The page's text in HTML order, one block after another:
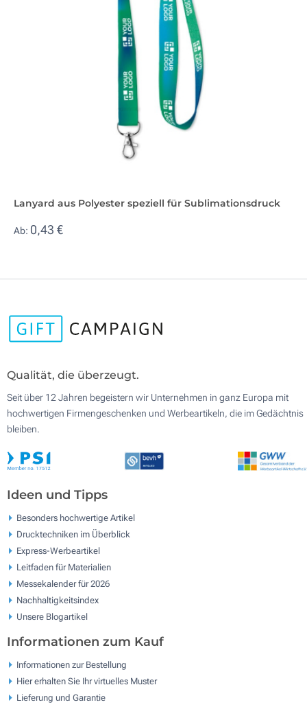
Lanyard aus Polyester speziell für Sublimationsdruck
Ab: 0,43 €
Qualität, die überzeugt.
Seit über 12 Jahren begeistern wir Unternehmen in ganz Europa mit
hochwertigen Firmengeschenken und Werbeartikeln, die im Gedächtnis
bleiben.
Ideen und Tipps
Besonders hochwertige Artikel
Drucktechniken im Überblick
Express-Werbeartikel
Leitfaden für Materialien
Messekalender für 2026
Nachhaltigkeitsindex
Unsere Blogartikel
Informationen zum Kauf
Informationen zur Bestellung
Hier erhalten Sie Ihr virtuelles Muster
Lieferung und Garantie